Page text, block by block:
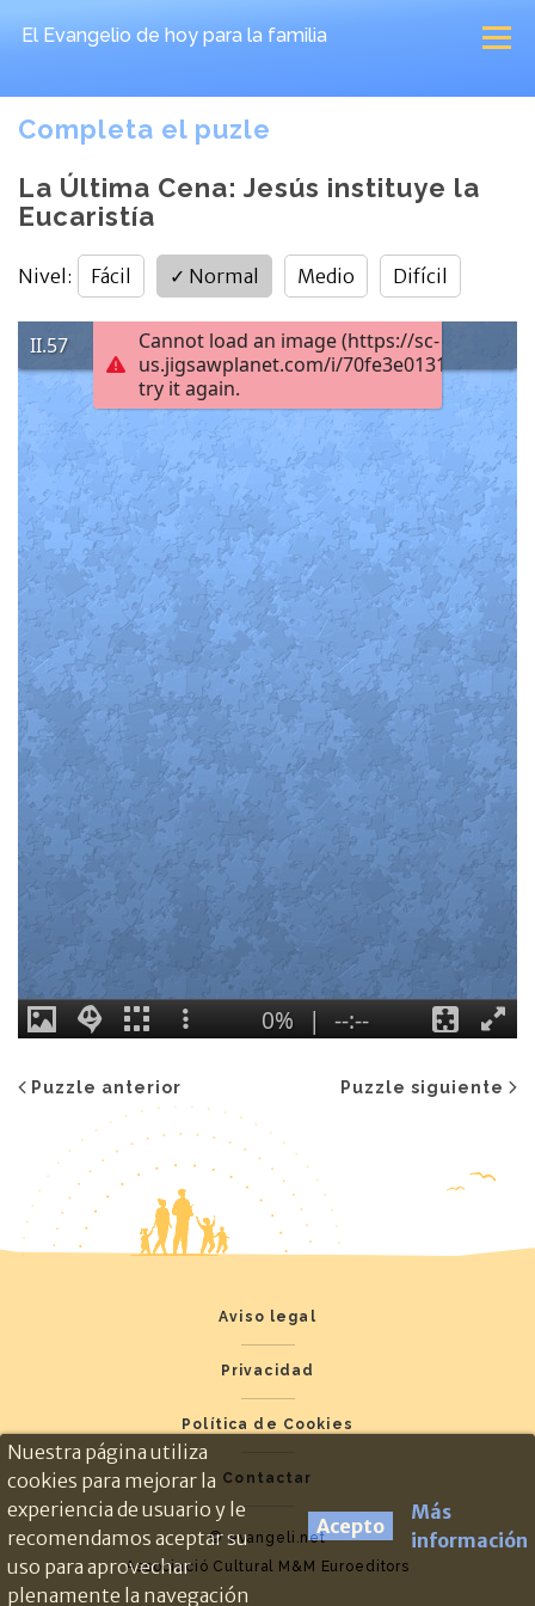
El Evangelio de hoy para la familia
Completa el puzle
La Última Cena: Jesús instituye la
Eucaristía
Nivel : Fácil ✓ Normal Medio Difícil
Puzzle anterior Puzzle siguiente
Aviso legal
Privacidad
Política de Cookies
Contactar
© evangeli.net
Associació Cultural M&M Euroeditors
Nuestra página utiliza
cookies para mejorar la
experiencia de usuario y le
recomendamos aceptar su
uso para aprovechar
plenamente la navegación
Acepto
Más
información